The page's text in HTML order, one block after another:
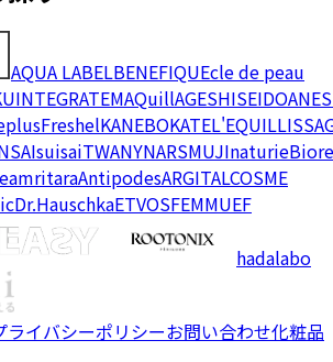
AQUA LABELBENEFIQUEcle de peau
INTEGRATEMAQuillAGESHISEIDO
FreshelKANEBOKATEL'EQUIL
suisaiTWANYNARSMUJInaturieBiore
amritaraAntipodesARGITALCOSME
Dr.HauschkaETVOSFEMMUEF
hadalabo
ライバシーポリシーお問い合わせ化粧品